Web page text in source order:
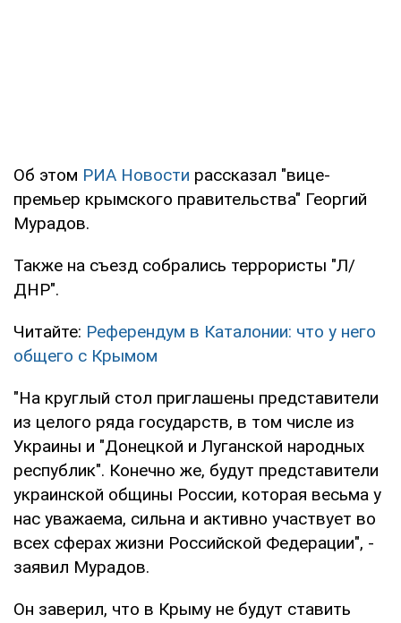
Об этом РИА Новости рассказал "вице-
премьер крымского правительства" Георгий
Мурадов.
Также на съезд собрались террористы "Л/
ДНР".
Читайте: Референдум в Каталонии: что у него
общего с Крымом
"На круглый стол приглашены представители
из целого ряда государств, в том числе из
Украины и "Донецкой и Луганской народных
республик". Конечно же, будут представители
украинской общины России, которая весьма у
нас уважаема, сильна и активно участвует во
всех сферах жизни Российской Федерации", -
заявил Мурадов.
Он заверил, что в Крыму не будут ставить